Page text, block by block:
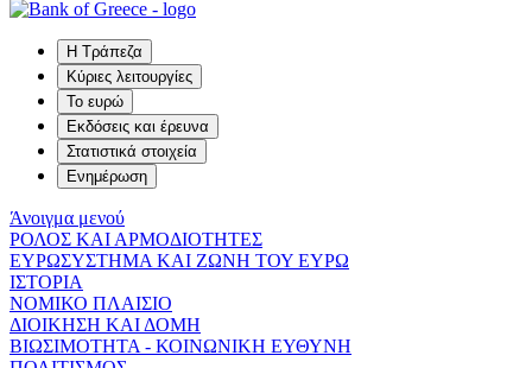
Η Τράπεζα
Κύριες λειτουργίες
Το ευρώ
Εκδόσεις και έρευνα
Στατιστικά στοιχεία
Ενημέρωση
Άνοιγμα μενού
ΡΟΛΟΣ ΚΑΙ ΑΡΜΟΔΙΟΤΗΤΕΣ
ΕΥΡΩΣΥΣΤΗΜΑ ΚΑΙ ΖΩΝΗ ΤΟΥ ΕΥΡΩ
ΙΣΤΟΡΙΑ
ΝΟΜΙΚΟ ΠΛΑΙΣΙΟ
ΔΙΟΙΚΗΣΗ ΚΑΙ ΔΟΜΗ
ΒΙΩΣΙΜΟΤΗΤΑ - ΚΟΙΝΩΝΙΚΗ ΕΥΘΥΝΗ